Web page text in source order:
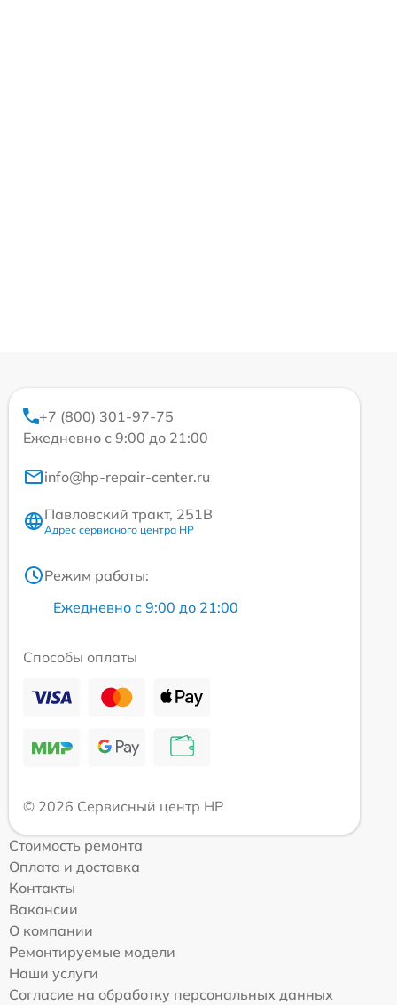
+7 (800) 301-97-75
Ежедневно с 9:00 до 21:00
info@hp-repair-center.ru
Павловский тракт, 251В
Адрес сервисного центра HP
Режим работы:
Ежедневно с 9:00 до 21:00
Способы оплаты
© 2026 Сервисный центр HP
Стоимость ремонта
Оплата и доставка
Контакты
Вакансии
О компании
Ремонтируемые модели
Наши услуги
Согласие на обработку персональных данных